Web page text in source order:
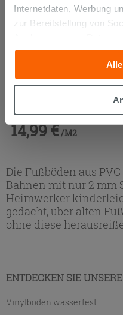
Internetdaten, Werbung
zur Bereitstellung von
Analyse unseres
anderen Informationen,
die sie aufgrund Ihrer
gesammelt haben,
möchten oder Ihre
Zustimmung kann durch
„Cookies akzeptieren“
nach der Installation der
Vinylboden Selbstklebend
14,99 € /M2
Die Fußböden aus
Bahnen mit nur 2 mm
Heimwerker
gedacht, über alten
ohne diese
ENTDECKEN SIE
Vinylböden wasserfest